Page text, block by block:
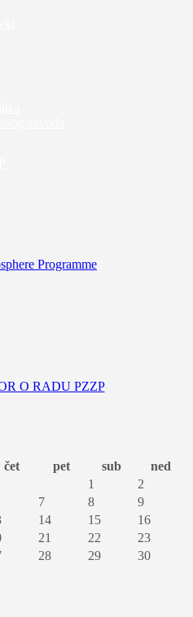
čet pet sub
ned
1
2
7 8
9
14 15
16
21 22
23
28 29
30